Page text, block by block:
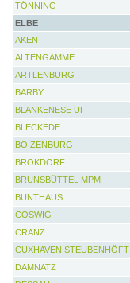
TÖNNING
ELBE
AKEN
ALTENGAMME
ARTLENBURG
BARBY
BLANKENESE UF
BLECKEDE
BOIZENBURG
BROKDORF
BRUNSBÜTTEL MPM
BUNTHAUS
COSWIG
CRANZ
CUXHAVEN STEUBENHÖFT
DAMNATZ